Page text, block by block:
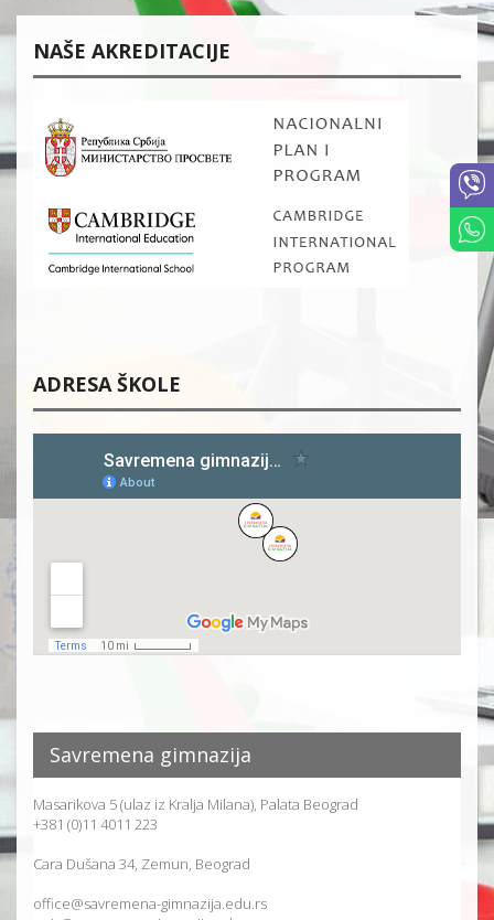
NAŠE AKREDITACIJE
ADRESA ŠKOLE
Savremena gimnazija
Masarikova 5 (ulaz iz Kralja Milana), Palata Beograd
+381 (0)11 4011 223
Cara Dušana 34, Zemun, Beograd
office@savremena-gimnazija.edu.rs